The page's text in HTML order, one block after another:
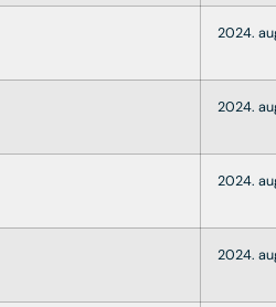
2024.
2024.
2024.
2024.